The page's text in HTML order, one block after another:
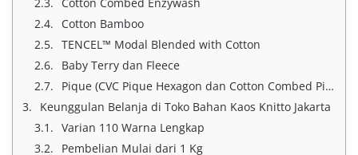
Cotton Combed Enzywash
Cotton Bamboo
TENCEL™ Modal Blended with Cotton
Baby Terry dan Fleece
Pique (CVC Pique Hexagon dan Cotton Combed Pique Diamond)
Keunggulan Belanja di Toko Bahan Kaos Knitto Jakarta
Varian 110 Warna Lengkap
Pembelian Mulai dari 1 Kg